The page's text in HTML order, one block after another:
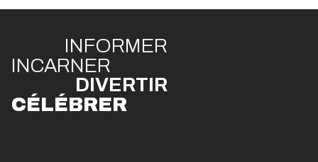
INFORMER
INCARNER
DIVERTIR
CÉLÉBRER